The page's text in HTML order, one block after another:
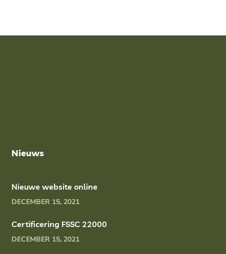
Nieuws
Nieuwe website online
DECEMBER 15, 2021
Certificering FSSC 22000
DECEMBER 15, 2021